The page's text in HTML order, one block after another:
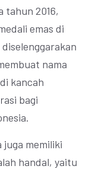
tahun 2016,
emas di
nama
kancah
bagi
juga memiliki
handal, yaitu